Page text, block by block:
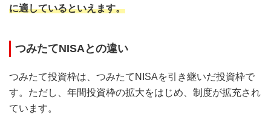
に適しているといえます。
つみたてNISAとの違い
つみたて投資枠は、つみたてNISAを引き継いだ投資枠で
す。ただし、年間投資枠の拡大をはじめ、制度が拡充され
ています。